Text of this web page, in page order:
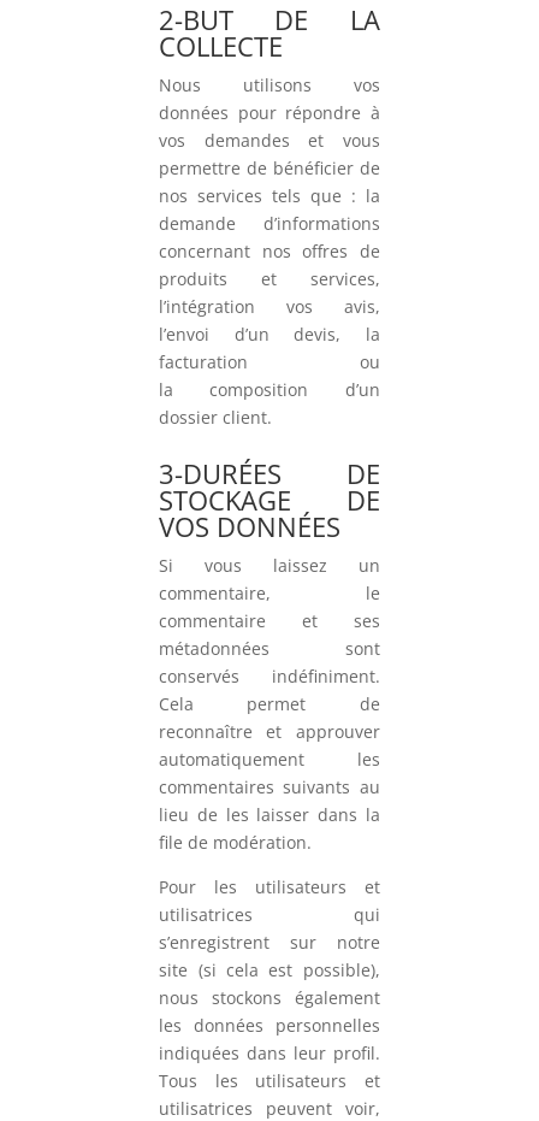
2-BUT DE LA
COLLECTE
Nous utilisons vos
données pour répondre à
vos demandes et vous
permettre de bénéficier de
nos services tels que : la
demande d’informations
concernant nos offres de
produits et services,
l’intégration vos avis,
l’envoi d’un devis, la
facturation ou
la composition d’un
dossier client.
3-DURÉES DE
STOCKAGE DE
VOS DONNÉES
Si vous laissez un
commentaire, le
commentaire et ses
métadonnées sont
conservés indéfiniment.
Cela permet de
reconnaître et approuver
automatiquement les
commentaires suivants au
lieu de les laisser dans la
file de modération.
Pour les utilisateurs et
utilisatrices qui
s’enregistrent sur notre
site (si cela est possible),
nous stockons également
les données personnelles
indiquées dans leur profil.
Tous les utilisateurs et
utilisatrices peuvent voir,